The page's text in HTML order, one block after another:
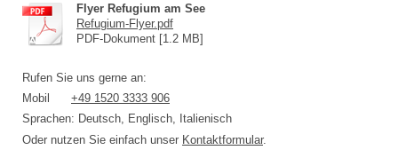
Flyer Refugium am See
Refugium-Flyer.pdf
PDF-Dokument [1.2 MB]
Rufen Sie uns gerne an:
Mobil +49 1520 3333 906
Sprachen: Deutsch, Englisch, Italienisch
Oder nutzen Sie einfach unser Kontaktformular.